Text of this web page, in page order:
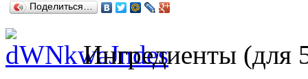
Поделиться…
Ингредиенты (для